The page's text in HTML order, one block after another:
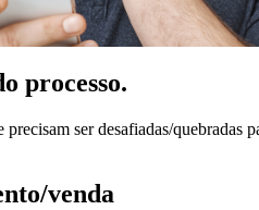
processo.
ser desafiadas/
venda